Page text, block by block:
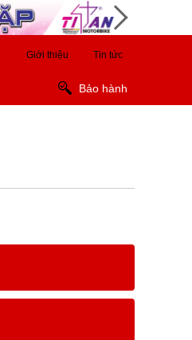
Giới thiệu Tin tức
Bảo hành